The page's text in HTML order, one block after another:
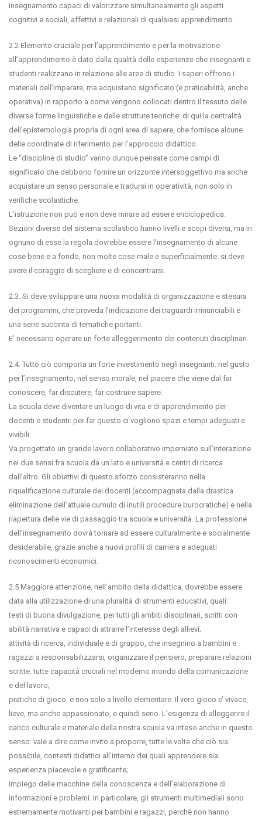
insegnamento capaci di valorizzare simultaneamente gli aspetti
cognitivi e sociali, affettivi e relazionali di qualsiasi apprendimento.
2.2 Elemento cruciale per l’apprendimento e per la motivazione
all’apprendimento è dato dalla qualità delle esperienze che insegnanti e
studenti realizzano in relazione alle aree di studio. I saperi offrono i
materiali dell’imparare, ma acquistano significato (e praticabilità, anche
operativa) in rapporto a come vengono collocati dentro il tessuto delle
diverse forme linguistiche e delle strutture teoriche: di qui la centralità
dell’epistemologia propria di ogni area di sapere, che fornisce alcune
delle coordinate di riferimento per l’approccio didattico.
Le “discipline di studio” vanno dunque pensate come campi di
significato che debbono fornire un orizzonte intersoggettivo ma anche
acquistare un senso personale e tradursi in operatività, non solo in
verifiche scolastiche.
L’istruzione non può e non deve mirare ad essere enciclopedica.
Sezioni diverse del sistema scolastico hanno livelli e scopi diversi, ma in
ognuno di esse la regola dovrebbe essere l’insegnamento di alcune
cose bene e a fondo, non molte cose male e superficialmente: si deve
avere il coraggio di scegliere e di concentrarsi.
2.3. Si deve sviluppare una nuova modalità di organizzazione e stesura
dei programmi, che preveda l’indicazione dei traguardi irrinunciabili e
una serie succinta di tematiche portanti.
E’ necessario operare un forte alleggerimento dei contenuti disciplinari.
2.4. Tutto ciò comporta un forte investimento negli insegnanti: nel gusto
per l’insegnamento, nel senso morale, nel piacere che viene dal far
conoscere, far discutere, far costruire sapere.
La scuola deve diventare un luogo di vita e di apprendimento per
docenti e studenti: per far questo ci vogliono spazi e tempi adeguati e
vivibili.
Va progettato un grande lavoro collaborativo imperniato sull’interazione
nei due sensi fra scuola da un lato e università e centri di ricerca
dall’altro. Gli obiettivi di questo sforzo consisteranno nella
riqualificazione culturale dei docenti (accompagnata dalla drastica
eliminazione dell’attuale cumulo di inutili procedure burocratiche) e nella
riapertura delle vie di passaggio tra scuola e università. La professione
dell’insegnamento dovrà tornare ad essere culturalmente e socialmente
desiderabile, grazie anche a nuovi profili di carriera e adeguati
riconoscimenti economici.
2.5 Maggiore attenzione, nell’ambito della didattica, dovrebbe essere
data alla utilizzazione di una pluralità di strumenti educativi, quali:
testi di buona divulgazione, per tutti gli ambiti disciplinari, scritti con
abilità narrativa e capaci di attrarre l’interesse degli allievi;
attività di ricerca, individuale e di gruppo, che insegnino a bambini e
ragazzi a responsabilizzarsi, organizzare il pensiero, preparare relazioni
scritte: tutte capacità cruciali nel moderno mondo della comunicazione
e del lavoro;
pratiche di gioco, e non solo a livello elementare. Il vero gioco e’ vivace,
lieve, ma anche appassionato, e quindi serio. L’esigenza di alleggerire il
carico culturale e materiale della nostra scuola va inteso anche in questo
senso: vale a dire come invito a proporre, tutte le volte che ciò sia
possibile, contesti didattici all’interno dei quali apprendere sia
esperienza piacevole e gratificante;
impiego delle macchine della conoscenza e dell’elaborazione di
informazioni e problemi. In particolare, gli strumenti multimediali sono
estremamente motivanti per bambini e ragazzi, perché non hanno